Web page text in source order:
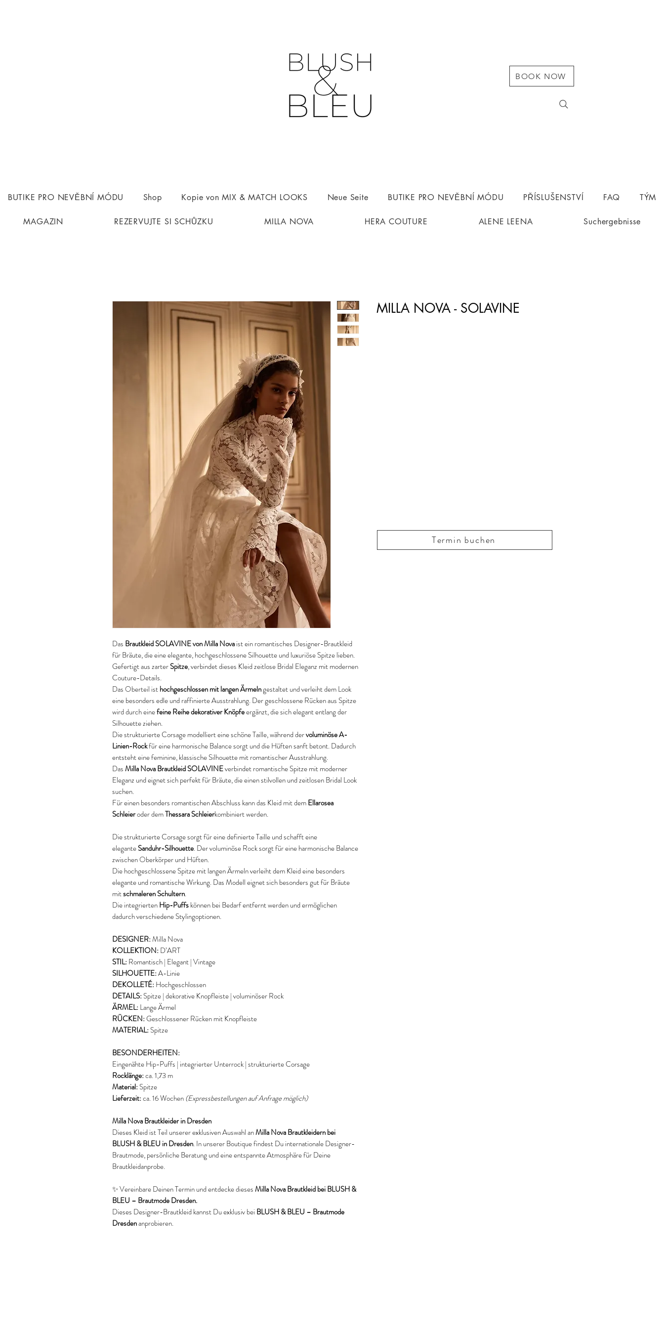
BOOK NOW
BUTIKE PRO NEVĚBNÍ MÓDU Shop Kopie von MIX & MATCH LOOKS Neue Seite BUTIKE PRO NEVĚBNÍ MÓDU PŘÍSLUŠENSTVÍ FAQ TÝM
MAGAZIN REZERVUJTE SI SCHŮZKU MILLA NOVA HERA COUTURE ALENE LEENA Suchergebnisse
Das Brautkleid SOLAVINE von Milla Novaist ein romantisches Designer-Brautkleid
für Bräute, die eine elegante, hochgeschlossene Silhouette und luxuriöse Spitze lieben.
Gefertigt aus zarterSpitze, verbindet dieses Kleid zeitlose Bridal Eleganz mit modernen
Couture-Details.
Das Oberteil isthochgeschlossen mit langen Ärmelngestaltet und verleiht dem Look
eine besonders edle und raffinierte Ausstrahlung. Der geschlossene Rücken aus Spitze
wird durch einefeine Reihe dekorativer Knöpfeergänzt, die sich elegant entlang der
Silhouette ziehen.
Die strukturierte Corsage modelliert eine schöne Taille, während dervoluminöse A-
Linien-Rockfür eine harmonische Balance sorgt und die Hüften sanft betont. Dadurch
entsteht eine feminine, klassische Silhouette mit romantischer Ausstrahlung.
DasMilla Nova Brautkleid SOLAVINEverbindet romantische Spitze mit moderner
Eleganz und eignet sich perfekt für Bräute, die einen stilvollen und zeitlosen Bridal Look
suchen.
Für einen besonders romantischen Abschluss kann das Kleid mit demEllarosea
Schleieroder demThessara Schleierkombiniert werden.
Die strukturierte Corsage sorgt für eine definierte Taille und schafft eine
eleganteSanduhr-Silhouette. Der voluminöse Rock sorgt für eine harmonische Balance
zwischen Oberkörper und Hüften.
Die hochgeschlossene Spitze mit langen Ärmeln verleiht dem Kleid eine besonders
elegante und romantische Wirkung. Das Modell eignet sich besonders gut für Bräute
mitschmaleren Schultern.
Die integriertenHip-Puffskönnen bei Bedarf entfernt werden und ermöglichen
dadurch verschiedene Stylingoptionen.
DESIGNER:Milla Nova
KOLLEKTION:D’ART
STIL:Romantisch | Elegant | Vintage
SILHOUETTE:A-Linie
DEKOLLETÉ:Hochgeschlossen
DETAILS:Spitze | dekorative Knopfleiste | voluminöser Rock
ÄRMEL:Lange Ärmel
RÜCKEN:Geschlossener Rücken mit Knopfleiste
MATERIAL:Spitze
BESONDERHEITEN:
Eingenähte Hip-Puffs | integrierter Unterrock | strukturierte Corsage
Rocklänge:ca. 1,73 m
Material:Spitze
Lieferzeit:ca. 16 Wochen(Expressbestellungen auf Anfrage möglich)
Milla Nova Brautkleider in Dresden
Dieses Kleid ist Teil unserer exklusiven Auswahl anMilla Nova Brautkleidern bei
BLUSH & BLEU in Dresden. In unserer Boutique findest Du internationale Designer-
Brautmode, persönliche Beratung und eine entspannte Atmosphäre für Deine
Brautkleidanprobe.
✨ Vereinbare Deinen Termin und entdecke diesesMilla Nova Brautkleid bei BLUSH &
BLEU – Brautmode Dresden.
Dieses Designer-Brautkleid kannst Du exklusiv bei BLUSH & BLEU – Brautmode
Dresdenanprobieren.
MILLA NOVA - SOLAVINE
Termin buchen